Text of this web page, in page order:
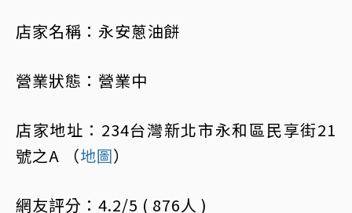
店家名稱：永安蔥油餅
營業狀態：營業中
店家地址：234台灣新北市永和區民享街21
號之A （地圖）
網友評分：4.2/5 ( 876人 )